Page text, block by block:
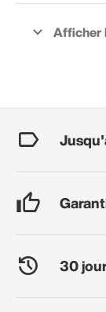
30